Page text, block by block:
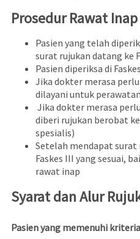
Prosedur Rawat
Pasien yang telah
surat rujukan datang ke
Pasien diperiksa di
Jika dokter merasa
dilayani untuk
Jika dokter merasa
diberi rujukan berobat
spesialis)
Setelah mendapat surat
Faskes III yang sesuai,
rawat inap
Syarat dan Alur
Pasien yang memenuhi kriteria